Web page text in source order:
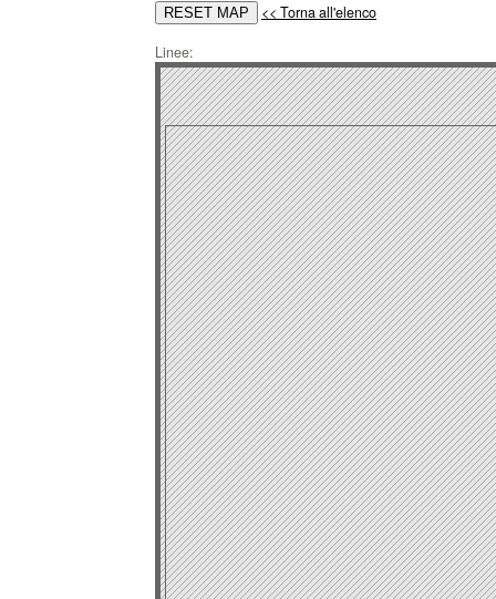
<< Torna all'elenco
Linee: